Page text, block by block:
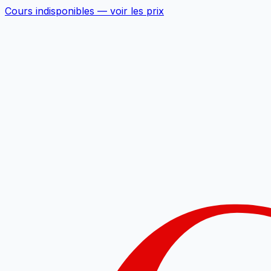
Cours indisponibles — voir les prix